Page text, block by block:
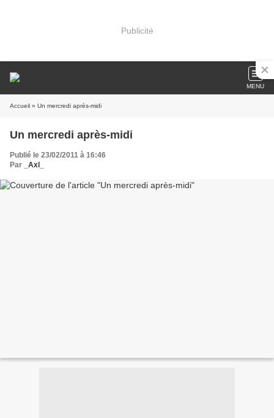
Publicité
MENU
Accueil » Un mercredi après-midi
Un mercredi après-midi
Publié le 23/02/2011 à 16:46
Par
_Axl_